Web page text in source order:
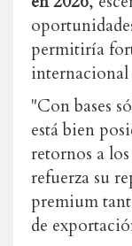
permitiría
internacional
"Con bases
está bien
retornos a
refuerza su
premium
de